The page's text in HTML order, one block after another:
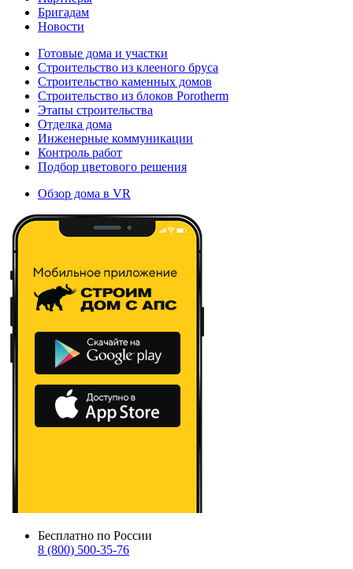
Бригадам
Новости
Готовые дома и участки
Строительство из клееного бруса
Строительство каменных домов
Строительство из блоков Porotherm
Этапы строительства
Отделка дома
Инженерные коммуникации
Контроль работ
Подбор цветового решения
Обзор дома в VR
Бесплатно по России
8 (800) 500-35-76